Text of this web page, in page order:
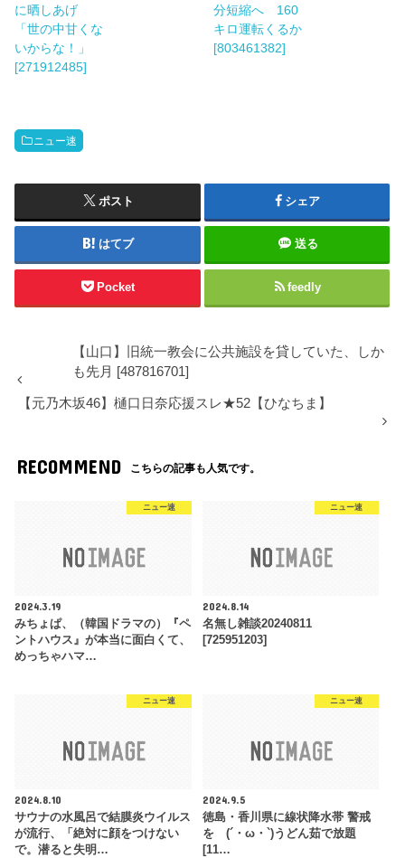
に晒しあげ
「世の中甘くな
いからな！」
[271912485]
分短縮へ 160
キロ運転くるか
[803461382]
ニュー速
ポスト シェア
はてブ 送る
Pocket feedly
【山口】旧統一教会に公共施設を貸していた、しか
も先月 [487816701]
【元乃木坂46】樋口日奈応援スレ★52【ひなちま】
RECOMMEND こちらの記事も人気です。
ニュー速
2024.3.19
みちょぱ、（韓国ドラマの）『ペ
ントハウス』が本当に面白くて、
めっちゃハマ…
ニュー速
2024.8.14
名無し雑談20240811
[725951203]
ニュー速
2024.8.10
サウナの水風呂で結膜炎ウイルス
が流行、「絶対に顔をつけない
で。潜ると失明…
ニュー速
2024.9.5
徳島・香川県に線状降水帯 警戒
を (´・ω・`)うどん茹で放題
[11…